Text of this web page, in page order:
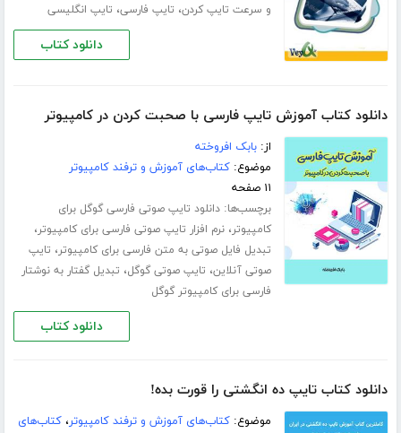
و سرعت تایپ کردن، تایپ فارسی، تایپ انگلیسی
دانلود کتاب
دانلود کتاب آموزش تایپ فارسی با صحبت کردن در کامپیوتر
از:بابک افروخته
موضوع:کتاب‌های آموزش و ترفند کامپیوتر
۱۱ صفحه
برچسب‌ها:دانلود تایپ صوتی فارسی گوگل برای
کامپیوتر،نرم افزار تایپ صوتی فارسی برای کامپیوتر،
تبدیل فایل صوتی به متن فارسی برای کامپیوتر، تایپ
صوتی آنلاین، تایپ صوتی گوگل، تبدیل گفتار به نوشتار
فارسی برای کامپیوتر گوگل
دانلود کتاب
دانلود کتاب تایپ ده انگشتی را قورت بده!
موضوع:کتاب‌های آموزش و ترفند کامپیوتر،کتاب‌های